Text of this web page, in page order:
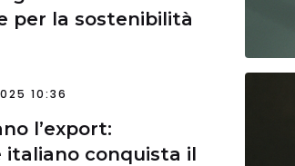
per la sostenibilità
10:36
l’export:
italiano conquista il